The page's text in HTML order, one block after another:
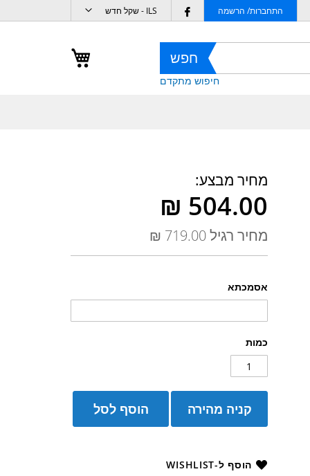
ILS - שקל חדש התחברות/ הרשמה
Facebook
חפש
חיפוש מתקדם
מחיר מבצע
מחיר רגיל
אסמכתא
כמות
הוסף לסל קניה מהירה
הוסף ל-WISHLIST